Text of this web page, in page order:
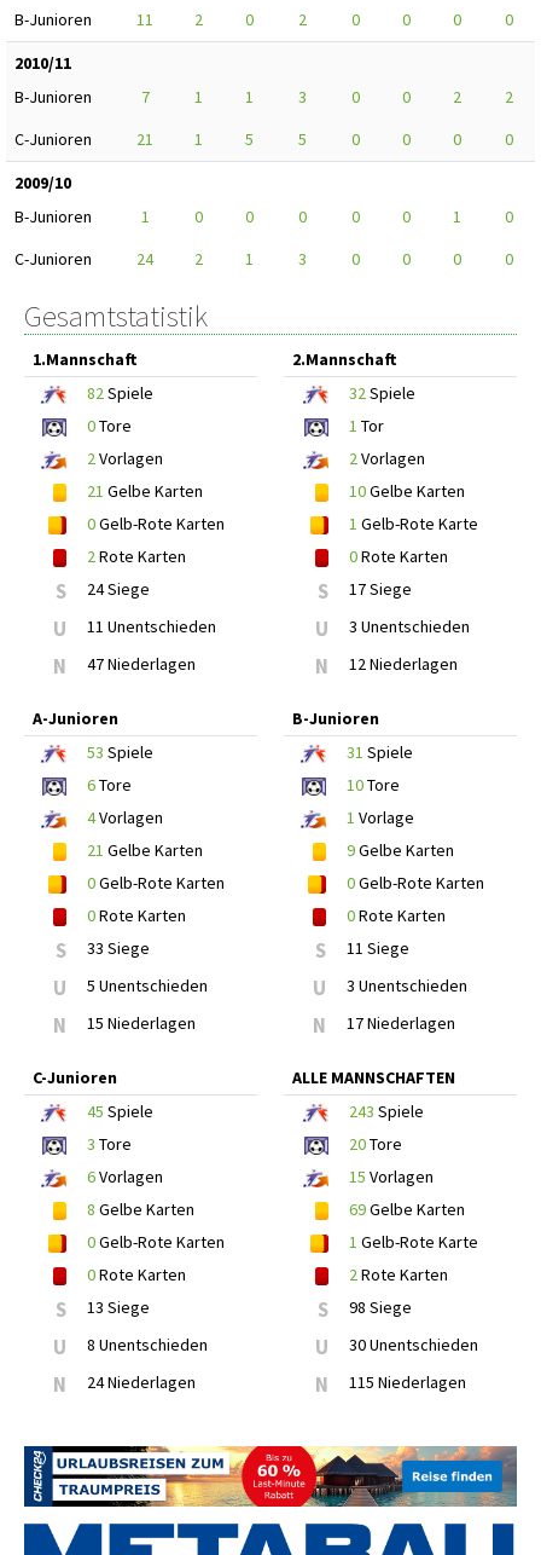
B-Junioren
11 2 0 2 0 0 0
0
2010/11
B-Junioren
7 1 1 3 0 0 2
2
C-Junioren
21 1 5 5 0 0 0
0
2009/10
B-Junioren
1 0 0 0 0 0 1
0
C-Junioren
24 2 1 3 0 0 0 0
Gesamtstatistik
1.Mannschaft
82Spiele
0Tore
2Vorlagen
21 Gelbe Karten
0Gelb-Rote Karten
2Rote Karten
S 24 Siege
U 11 Unentschieden
N 47 Niederlagen
2.Mannschaft
32Spiele
1 Tor
2Vorlagen
10Gelbe Karten
1 Gelb-Rote Karte
0Rote Karten
S 17 Siege
U 3 Unentschieden
N 12 Niederlagen
A-Junioren
53 Spiele
6Tore
4Vorlagen
21 Gelbe Karten
0Gelb-Rote Karten
0Rote Karten
S 33 Siege
U 5 Unentschieden
N 15 Niederlagen
B-Junioren
31 Spiele
10Tore
1 Vorlage
9Gelbe Karten
0Gelb-Rote Karten
0Rote Karten
S 11 Siege
U 3 Unentschieden
N 17 Niederlagen
C-Junioren
45 Spiele
3 Tore
6Vorlagen
8 Gelbe Karten
0Gelb-Rote Karten
0Rote Karten
S 13 Siege
U 8 Unentschieden
N 24 Niederlagen
ALLE MANNSCHAFTEN
243 Spiele
20Tore
15 Vorlagen
69Gelbe Karten
1 Gelb-Rote Karte
2Rote Karten
S 98 Siege
U 30 Unentschieden
N 115 Niederlagen